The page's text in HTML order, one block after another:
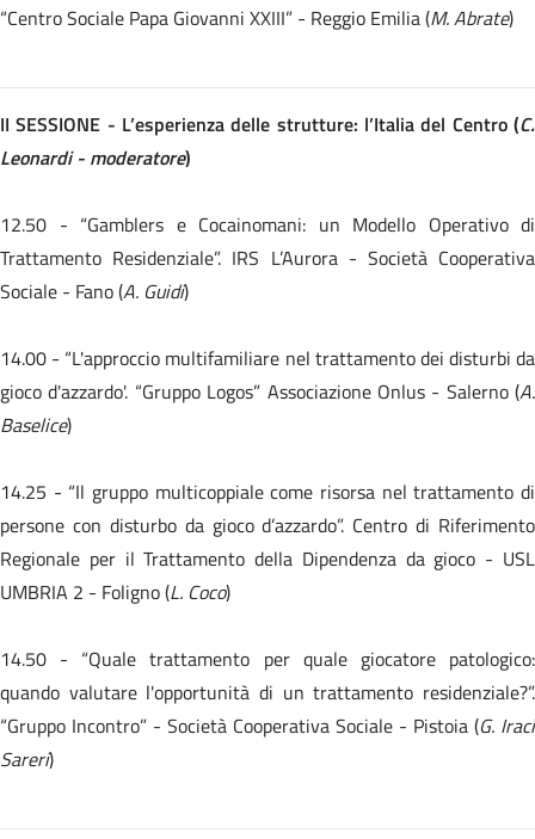
“Centro Sociale Papa Giovanni XXIII” - Reggio Emilia (M. Abrate)
II SESSIONE - L’esperienza delle strutture: l’Italia del Centro (C.
Leonardi - moderatore)
12.50 - “Gamblers e Cocainomani: un Modello Operativo di
Trattamento Residenziale”. IRS L’Aurora - Società Cooperativa
Sociale - Fano (A. Guidi)
14.00 - “L'approccio multifamiliare nel trattamento dei disturbi da
gioco d'azzardo'. “Gruppo Logos” Associazione Onlus - Salerno (A.
Baselice)
14.25 - “Il gruppo multicoppiale come risorsa nel trattamento di
persone con disturbo da gioco d’azzardo”. Centro di Riferimento
Regionale per il Trattamento della Dipendenza da gioco - USL
UMBRIA 2 - Foligno (L. Coco)
14.50 - “Quale trattamento per quale giocatore patologico:
quando valutare l'opportunità di un trattamento residenziale?”.
“Gruppo Incontro” - Società Cooperativa Sociale - Pistoia (G. Iraci
Sareri)